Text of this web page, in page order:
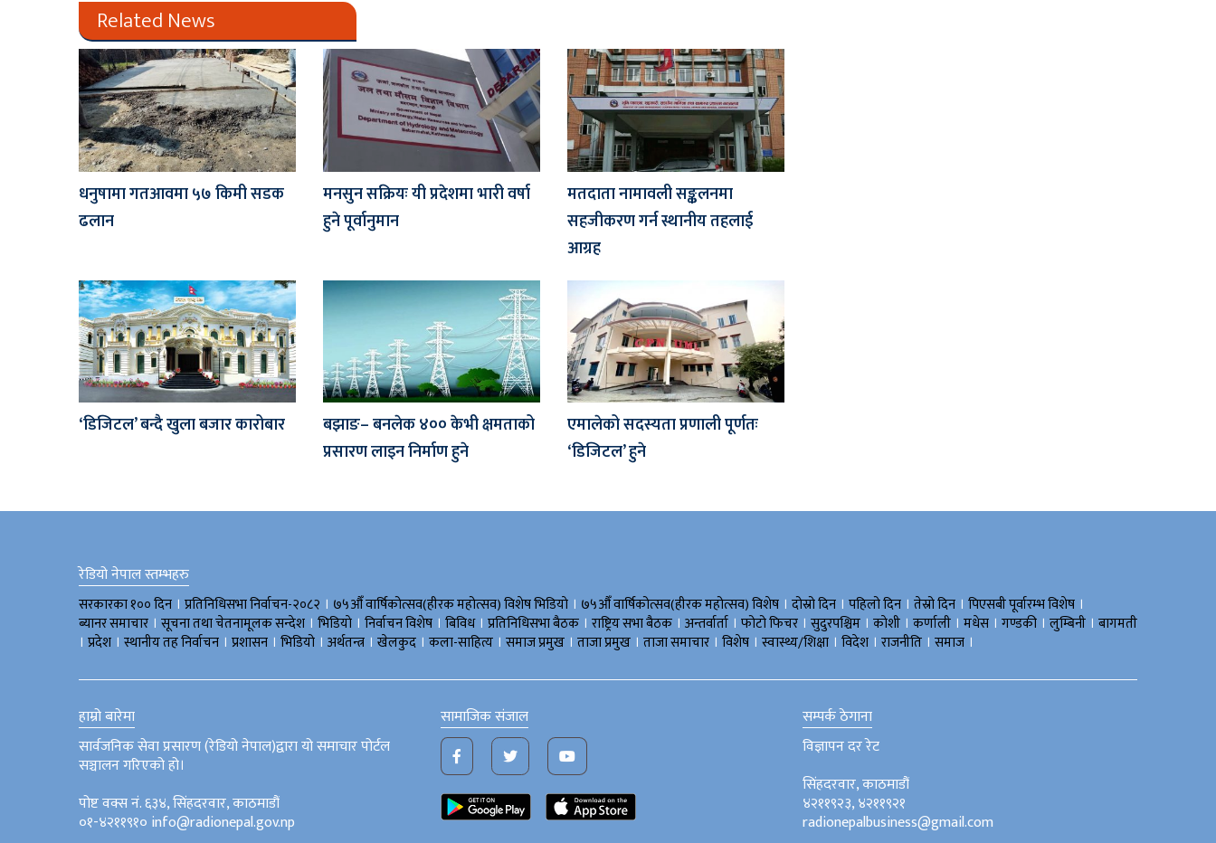
Related News
धनुषामा गतआवमा ५७ किमी सडक
ढलान
मनसुन सक्रियः यी प्रदेशमा भारी वर्षा
हुने पूर्वानुमान
मतदाता नामावली सङ्कलनमा
सहजीकरण गर्न स्थानीय तहलाई
आग्रह
‘डिजिटल’ बन्दै खुला बजार कारोबार
बझाङ– बनलेक ४०० केभी क्षमताको
प्रसारण लाइन निर्माण हुने
एमालेको सदस्यता प्रणाली पूर्णतः
‘डिजिटल’ हुने
रेडियो नेपाल स्तम्भहरु
सरकारका १०० दिन । प्रतिनिधिसभा निर्वाचन-२०८२ । ७५औँ वार्षिकोत्सव(हीरक महोत्सव) विशेष भिडियाे । ७५औँ वार्षिकोत्सव(हीरक महोत्सव) विशेष । दोस्रो दिन । पहिलो दिन । तेस्रो दिन । पिएसबी पूर्वारम्भ विशेष ।
ब्यानर समाचार । सूचना तथा चेतनामूलक सन्देश । भिडियाे । निर्वाचन विशेष । बिविध। प्रतिनिधिसभा बैठक । राष्ट्रिय सभा बैठक । अन्तर्वार्ता । फोटो फिचर । सुदुरपश्चिम । काेशी । कर्णाली । मधेस । गण्डकी । लुम्बिनी । बागमती
। प्रदेश । स्थानीय तह निर्वाचन । प्रशासन । भिडियो । अर्थतन्त्र । खेलकुद । कला-साहित्य । समाज प्रमुख । ताजा प्रमुख । ताजा समाचार । विशेष । स्वास्थ्य/शिक्षा । विदेश । राजनीति । समाज ।
हाम्रो बारेमा
सार्वजनिक सेवा प्रसारण (रेडियो नेपाल)द्वारा यो समाचार पोर्टल
सञ्चालन गरिएको हो।
पोष्ट वक्स नं. ६३४, सिंहदरवार, काठमाडौं
०१-४२११९१० info@radionepal.gov.np
सामाजिक संजाल
सम्पर्क ठेगाना
विज्ञापन दर रेट
सिंहदरवार, काठमाडौं
४२११९२३, ४२११९२१
radionepalbusiness@gmail.com